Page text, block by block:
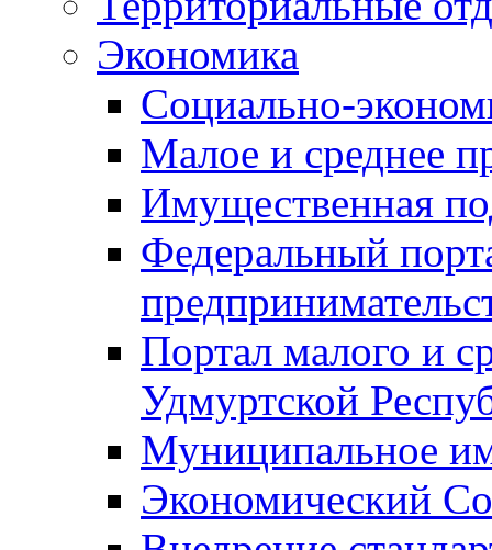
Экономика
Социально-
Малое и среднее
Имущественная
Федеральный
Портал малого и
Удмуртской
Муниципальное
Экономический